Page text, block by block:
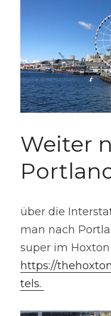
Weiter
über die
man nach
https://
tels.